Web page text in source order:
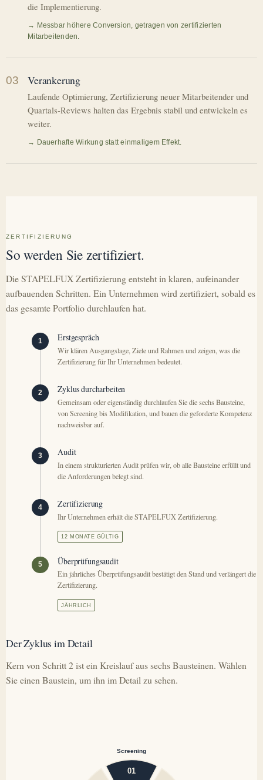
die Implementierung.
→ Messbar höhere Conversion, getragen von zertifizierten
Mitarbeitenden.
03 Verankerung
Laufende Optimierung, Zertifizierung neuer Mitarbeitender und
Quartals-Reviews halten das Ergebnis stabil und entwickeln es
weiter.
→ Dauerhafte Wirkung statt einmaligem Effekt.
ZERTIFIZIERUNG
So werden Sie zertifiziert.
Die STAPELFUX Zertifizierung entsteht in klaren, aufeinander
aufbauenden Schritten. Ein Unternehmen wird zertifiziert, sobald es
das gesamte Portfolio durchlaufen hat.
1 Erstgespräch
Wir klären Ausgangslage, Ziele und Rahmen und zeigen, was die
Zertifizierung für Ihr Unternehmen bedeutet.
2 Zyklus durcharbeiten
Gemeinsam oder eigenständig durchlaufen Sie die sechs Bausteine,
von Screening bis Modifikation, und bauen die geforderte Kompetenz
nachweisbar auf.
3 Audit
In einem strukturierten Audit prüfen wir, ob alle Bausteine erfüllt und
die Anforderungen belegt sind.
4 Zertifizierung
Ihr Unternehmen erhält die STAPELFUX Zertifizierung.
12 MONATE GÜLTIG
5 Überprüfungsaudit
Ein jährliches Überprüfungsaudit bestätigt den Stand und verlängert die
Zertifizierung.
JÄHRLICH
Der Zyklus im Detail
Kern von Schritt 2 ist ein Kreislauf aus sechs Bausteinen. Wählen
Sie einen Baustein, um ihn im Detail zu sehen.
01
Screening